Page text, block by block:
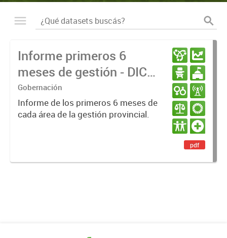
Informe primeros 6
meses de gestión - DIC
23 / JUN 24
Gobernación
Informe de los primeros 6 meses de
cada área de la gestión provincial.
pdf